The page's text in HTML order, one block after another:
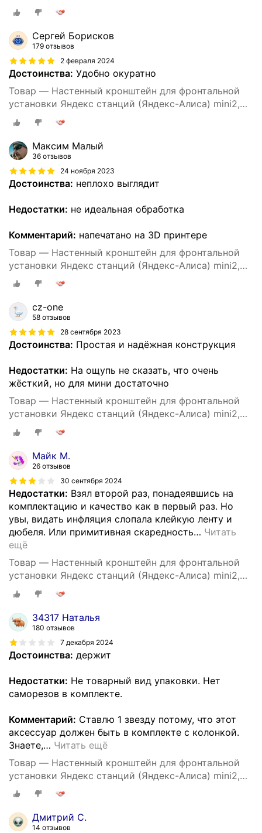
печать, бежевый
Сергей Борисков
179 отзывов
2 февраля 2024
Достоинства: Удобно окуратно
Товар — Настенный кронштейн для фронтальной
установки Яндекс станций (Яндекс-Алиса) mini2,
3D печать, черный
Максим Малый
36 отзывов
24 ноября 2023
Достоинства: неплохо выглядит
Недостатки: не идеальная обработка
Комментарий: напечатано на 3D принтере
Товар — Настенный кронштейн для фронтальной
установки Яндекс станций (Яндекс-Алиса) mini2,
3D печать, черный
cz-one
58 отзывов
28 сентября 2023
Достоинства: Простая и надёжная конструкция
Недостатки: На ощупь не сказать, что очень
жёсткий, но для мини достаточно
Товар — Настенный кронштейн для фронтальной
установки Яндекс станций (Яндекс-Алиса) mini2,
3D печать, белый
Майк М.
26 отзывов
30 сентября 2024
Недостатки: Взял второй раз, понадеявшись на
комплектацию и качество как в первый раз. Но
увы, видать инфляция слопала клейкую ленту и
дюбеля. Или примитивная скаредность… Читать
ещё
Товар — Настенный кронштейн для фронтальной
установки Яндекс станций (Яндекс-Алиса) mini2,
3D печать, черный
34317 Наталья
180 отзывов
7 декабря 2024
Достоинства: держит
Недостатки: Не товарный вид упаковки. Нет
саморезов в комплекте.
Комментарий: Ставлю 1 звезду потому, что этот
аксессуар должен быть в комплекте с колонкой.
Знаете,… Читать ещё
Товар — Настенный кронштейн для фронтальной
установки Яндекс станций (Яндекс-Алиса) mini2,
3D печать, черный
Дмитрий С.
14 отзывов